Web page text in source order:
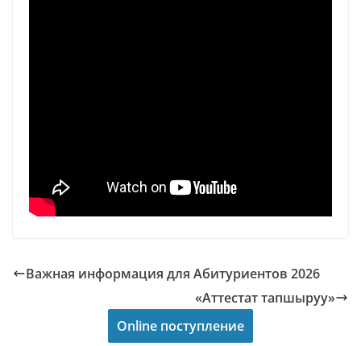
Важная информация для Абитуриентов 2026
«Аттестат тапшыруу»
Online поступление